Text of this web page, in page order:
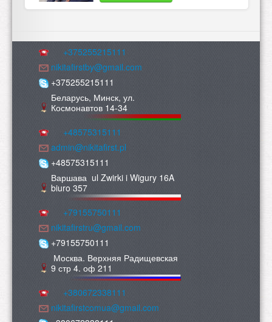
+375255215111
nikitafirstby@gmail.com
+375255215111
Беларусь, Минск, ул.
Космонавтов 14-34
+48575315111
admin@nikitafirst.pl
+48575315111
Варшава ul Zwirki i Wigury 16A
biuro 357
+79155750111
nikitafirstru@gmail.com
+79155750111
Москва. Верхняя Радищевская
9 стр 4. оф 211
+380672338111
nikitafirstcomua@gmail.com